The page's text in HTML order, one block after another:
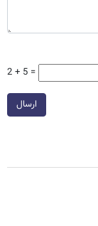
2 + 5 =
ارسال